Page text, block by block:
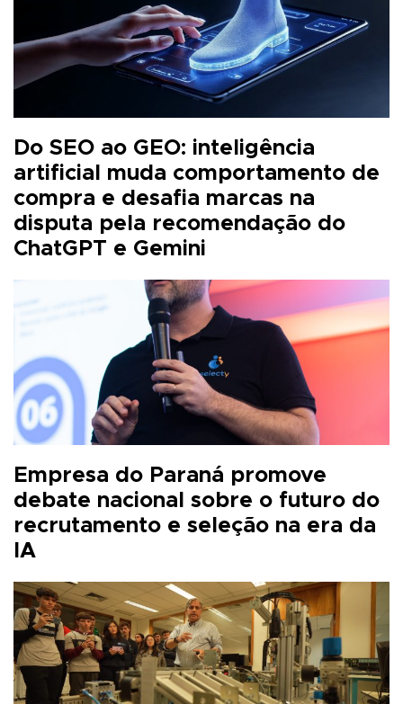
Do SEO ao GEO: inteligência
artificial muda comportamento de
compra e desafia marcas na
disputa pela recomendação do
ChatGPT e Gemini
Empresa do Paraná promove
debate nacional sobre o futuro do
recrutamento e seleção na era da
IA